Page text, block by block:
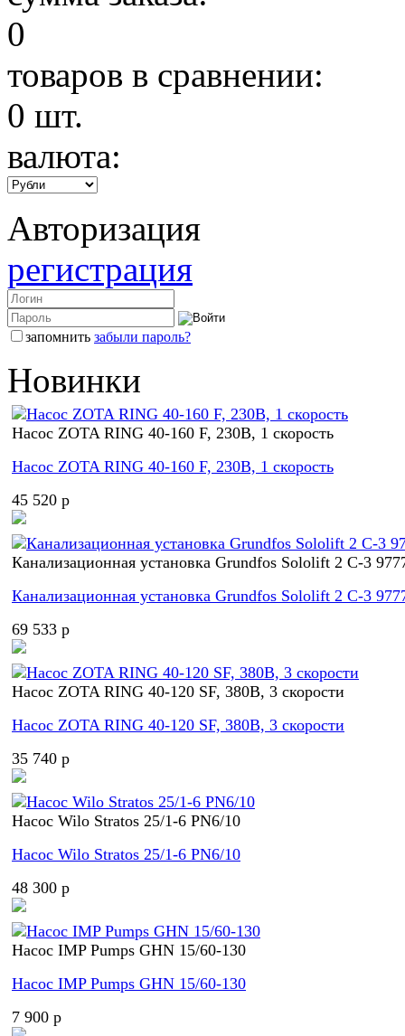
0
товаров в сравнении:
0 шт.
валюта:
Авторизация
регистрация
запомнить забыли пароль?
Новинки
Насос ZOTA RING 40-160 F, 230В, 1 скорость
Насос ZOTA RING 40-160 F, 230В, 1 скорость
45 520 p
Канализационная установка Grundfos Sololift 2 C-3
Канализационная установка Grundfos Sololift 2 C-3
69 533 p
Насос ZOTA RING 40-120 SF, 380В, 3 скорости
Насос ZOTA RING 40-120 SF, 380В, 3 скорости
35 740 p
Насос Wilo Stratos 25/1-6 PN6/10
Насос Wilo Stratos 25/1-6 PN6/10
48 300 p
Насос IMP Pumps GHN 15/60-130
Насос IMP Pumps GHN 15/60-130
7 900 p